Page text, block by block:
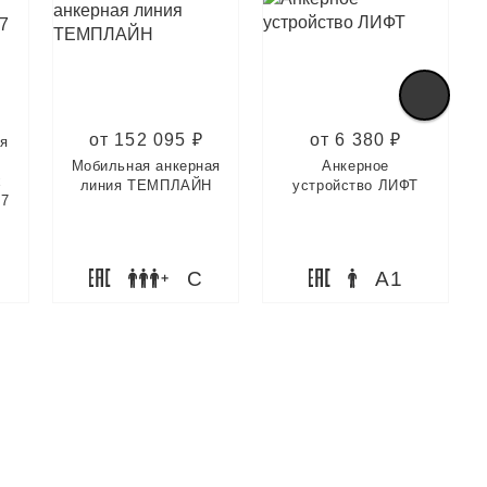
от 152 095 ₽
Мобильная анкерная
линия ТЕМПЛАЙН
C
от 6 380 ₽
Анкерное
устройство ЛИФТ
A1